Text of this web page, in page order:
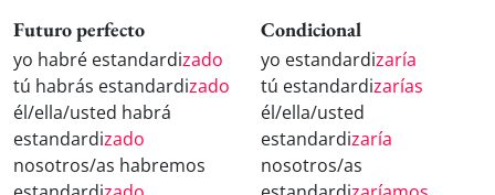
Futuro perfecto
yo habré estandardizado
tú habrás estandardizado
él/ella/usted habrá
estandardizado
nosotros/as habremos
Condicional
yo estandardizaría
tú estandardizarías
él/ella/usted
estandardizaría
nosotros/as